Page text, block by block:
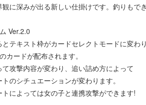
に深みが出る新しい仕掛けです。釣りもでき
Ver.2.0
テキスト枠がカードセレクトモードに変わり
カードが配布されます。
攻撃内容が変わり、追い詰め方によって
のシチュエーションが変わります。
によっては女の子と連携攻撃ができます!